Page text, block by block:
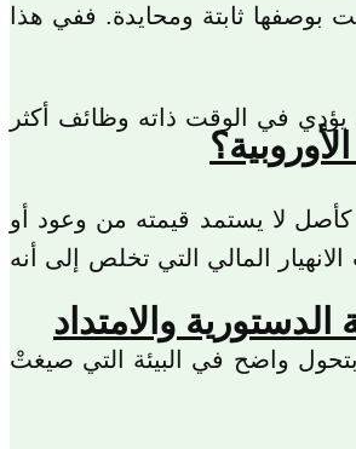
والامتداد
بوصفها ثابتة ومحايدة. ففي هذا
يؤدي في الوقت ذاته وظائف أكثر
لا يستمد قيمته من وعود أو
المالي التي تخلص إلى أنه
واضح في البيئة التي صيغتْ